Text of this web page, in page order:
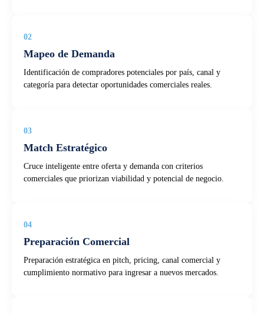
02
Mapeo de Demanda
Identificación de compradores potenciales por país, canal y
categoría para detectar oportunidades comerciales reales.
03
Match Estratégico
Cruce inteligente entre oferta y demanda con criterios
comerciales que priorizan viabilidad y potencial de negocio.
04
Preparación Comercial
Preparación estratégica en pitch, pricing, canal comercial y
cumplimiento normativo para ingresar a nuevos mercados.